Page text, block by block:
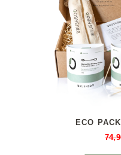
ECO